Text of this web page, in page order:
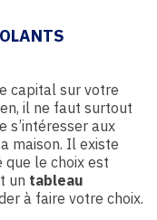
capital sur votre
il ne faut surtout
s’intéresser aux
maison. Il existe
le choix est
un tableau
à faire votre choix.